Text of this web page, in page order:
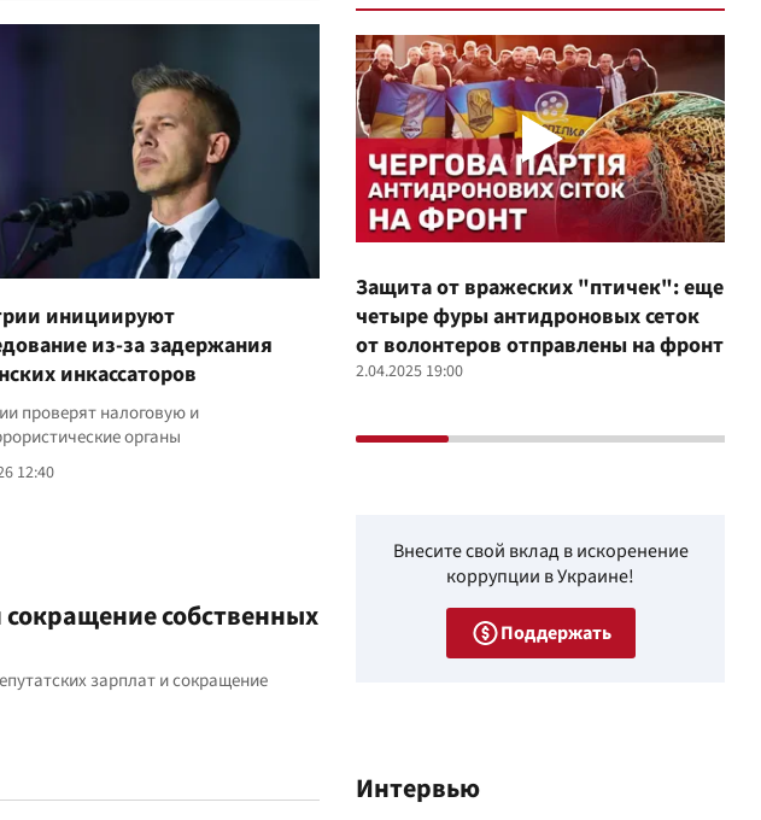
инициируют
из-за задержания
инкассаторов
проверят налоговую и
органы
12:40
собственных
зарплат и сокращение
Защита от вражеских "птичек": еще
четыре фуры антидроновых сеток
от волонтеров отправлены на фронт
2.04.2025 19:00
Внесите свой вклад в искоренение
коррупции в Украине!
Поддержать
Интервью